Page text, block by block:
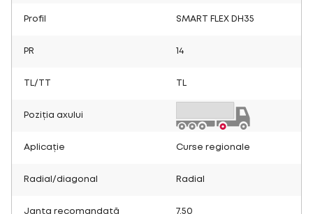
Profil SMART FLEX DH35
PR 14
TL/TT
Poziția axului
Aplicație Curse regionale
Radial/diagonal Radial
Janta recomandată 7.50